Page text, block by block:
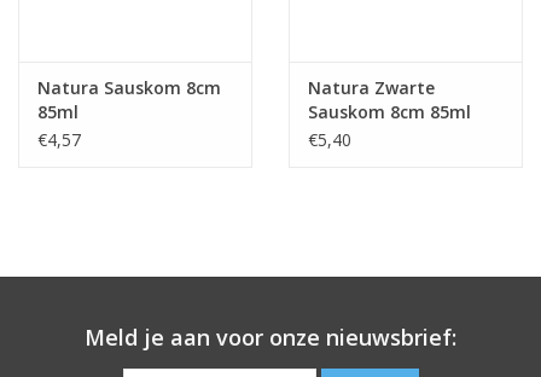
Natura Sauskom 8cm
85ml
€4,57
Natura Zwarte
Sauskom 8cm 85ml
€5,40
Meld je aan voor onze nieuwsbrief: